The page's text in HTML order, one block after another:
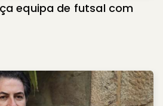
equipa de futsal com